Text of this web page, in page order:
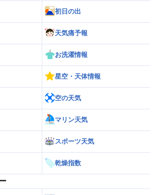
初日の出
天気痛予報
お洗濯情報
星空・天体情報
空の天気
マリン天気
スポーツ天気
乾燥指数